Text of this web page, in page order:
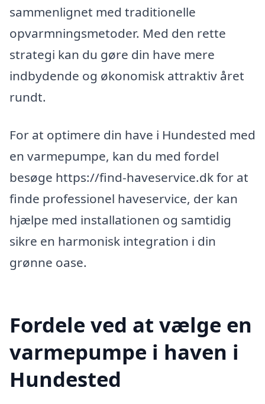
sammenlignet med traditionelle
opvarmningsmetoder. Med den rette
strategi kan du gøre din have mere
indbydende og økonomisk attraktiv året
rundt.
For at optimere din have i Hundested med
en varmepumpe, kan du med fordel
besøge https://find-haveservice.dk for at
finde professionel haveservice, der kan
hjælpe med installationen og samtidig
sikre en harmonisk integration i din
grønne oase.
Fordele ved at vælge en
varmepumpe i haven i
Hundested